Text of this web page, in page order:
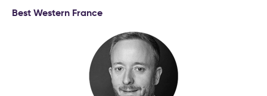
Best Western France